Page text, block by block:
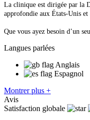
La clinique est dirigée par la
approfondie aux États-Unis et
Que vous ayez besoin d’un
Langues parlées
Anglais
Espagnol
Montrer plus +
Avis
Satisfaction globale